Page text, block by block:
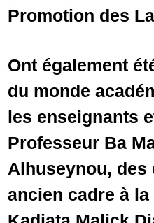
Promotion des
Ont également
du monde
les enseignants
Professeur Ba
Alhuseynou, des
ancien cadre à